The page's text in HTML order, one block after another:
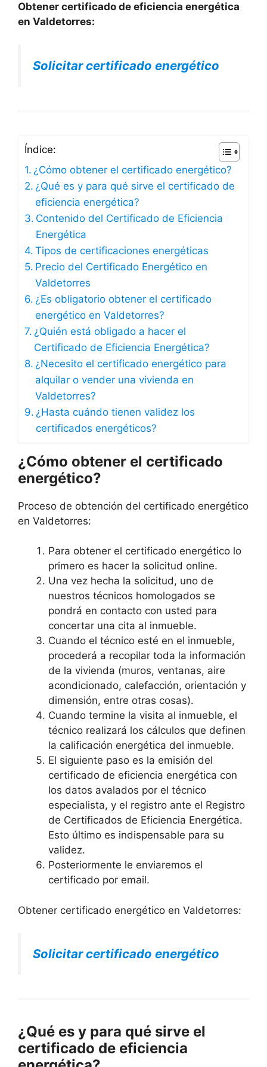
Obtener certificado de eficiencia energética
en Valdetorres:
Solicitar certificado energético
Índice:
¿Cómo obtener el certificado energético?
¿Qué es y para qué sirve el certificado de
eficiencia energética?
Contenido del Certificado de Eficiencia
Energética
Tipos de certificaciones energéticas
Precio del Certificado Energético en
Valdetorres
¿Es obligatorio obtener el certificado
energético en Valdetorres?
¿Quién está obligado a hacer el
Certificado de Eficiencia Energética?
¿Necesito el certificado energético para
alquilar o vender una vivienda en
Valdetorres?
¿Hasta cuándo tienen validez los
certificados energéticos?
¿Cómo obtener el certificado
energético?
Proceso de obtención del certificado energético
en Valdetorres:
Para obtener el certificado energético lo
primero es hacer la solicitud online.
Una vez hecha la solicitud, uno de
nuestros técnicos homologados se
pondrá en contacto con usted para
concertar una cita al inmueble.
Cuando el técnico esté en el inmueble,
procederá a recopilar toda la información
de la vivienda (muros, ventanas, aire
acondicionado, calefacción, orientación y
dimensión, entre otras cosas).
Cuando termine la visita al inmueble, el
técnico realizará los cálculos que definen
la calificación energética del inmueble.
El siguiente paso es la emisión del
certificado de eficiencia energética con
los datos avalados por el técnico
especialista, y el registro ante el Registro
de Certificados de Eficiencia Energética.
Esto último es indispensable para su
validez.
Posteriormente le enviaremos el
certificado por email.
Obtener certificado energético en Valdetorres:
Solicitar certificado energético
¿Qué es y para qué sirve el
certificado de eficiencia